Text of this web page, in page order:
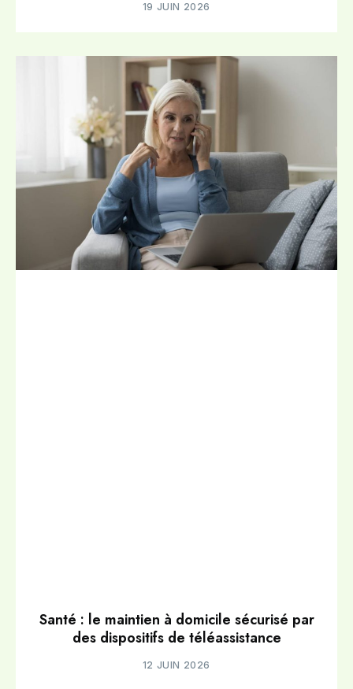
19 JUIN 2026
Santé : le maintien à domicile sécurisé par
des dispositifs de téléassistance
12 JUIN 2026